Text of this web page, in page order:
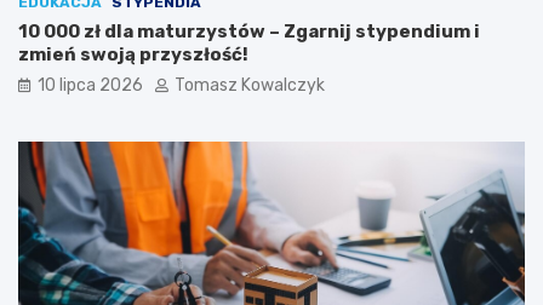
10 000 zł dla maturzystów – Zgarnij stypendium i
zmień swoją przyszłość!
10 lipca 2026 Tomasz Kowalczyk